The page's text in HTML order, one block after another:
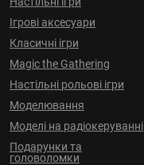
Ігрові аксесуари
Класичні ігри
Magic the Gathering
Настільні рольові ігри
Моделювання
Моделі на радіокеруванні
Подарунки та
головоломки